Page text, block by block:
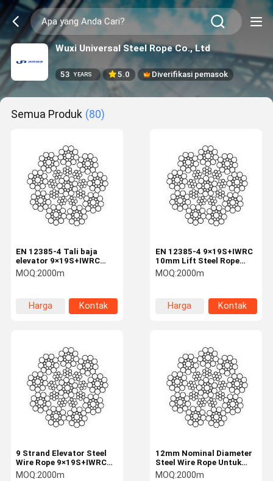
Wuxi Universal Steel Rope Co., Ltd
53 YEARS 5.0 Diverifikasi pemasok
Semua Produk (80)
EN 12385-4 Tali baja
elevator 9×19S+IWRC
8mm diameter nominal
MOQ:2000m
Harga
Kontak
EN 12385-4 9×19S+IWRC
10mm Lift Steel Rope
Traction Rope
MOQ:2000m
Harga
Kontak
9 Strand Elevator Steel
Wire Rope 9×19S+IWRC
11mm Nominal Diameter
MOQ:2000m
12mm Nominal Diameter
Steel Wire Rope Untuk
Lift 9 Strand
MOQ:2000m